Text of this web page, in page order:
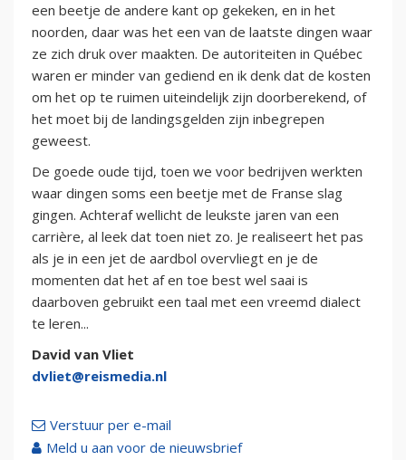
een beetje de andere kant op gekeken, en in het
noorden, daar was het een van de laatste dingen waar
ze zich druk over maakten. De autoriteiten in Québec
waren er minder van gediend en ik denk dat de kosten
om het op te ruimen uiteindelijk zijn doorberekend, of
het moet bij de landingsgelden zijn inbegrepen
geweest.
De goede oude tijd, toen we voor bedrijven werkten
waar dingen soms een beetje met de Franse slag
gingen. Achteraf wellicht de leukste jaren van een
carrière, al leek dat toen niet zo. Je realiseert het pas
als je in een jet de aardbol overvliegt en je de
momenten dat het af en toe best wel saai is
daarboven gebruikt een taal met een vreemd dialect
te leren...
David van Vliet
dvliet@reismedia.nl
Verstuur per e-mail
Meld u aan voor de nieuwsbrief